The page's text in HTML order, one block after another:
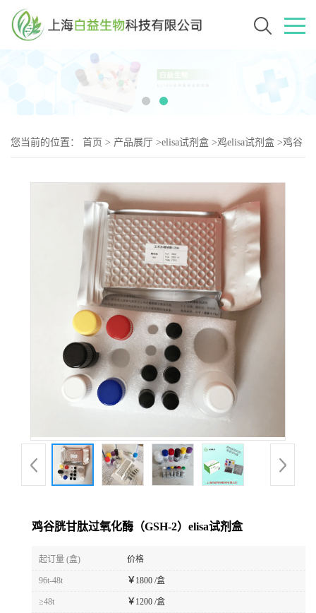
您当前的位置： 首页 > 产品展厅 >elisa试剂盒 >鸡elisa试剂盒 >鸡谷
鸡谷胱甘肽过氧化酶（GSH-2）elisa试剂盒
起订量 (盒) 价格
96t-48t ￥ 1800 /盒
≥48t ￥ 1200 /盒